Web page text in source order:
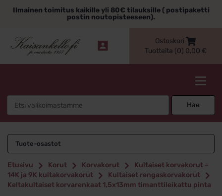
sisältöönIlmainen toimitus kaikille yli 80€ tilauksille ( postipaketti
postin noutopisteeseen).
Ostoskori
Tuotteita (0) 0,00 €
Hae
Tuote-osastot
Etusivu Korut Korvakorut
Kultaiset korvakorut –
14K ja 9K kultakorvakorut
Kultaiset rengaskorvakorut
Keltakultaiset korvarenkaat 1,5x13mm timanttileikattu pinta